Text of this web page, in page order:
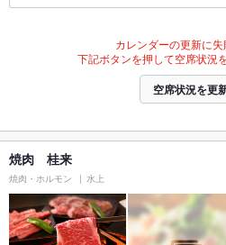
カレンダーの更新に失
下記ボタンを押して空席状況
空席状況を更
焼肉 桂来
焼肉・ホルモン 水上